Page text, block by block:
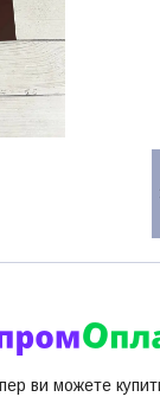
ви можете